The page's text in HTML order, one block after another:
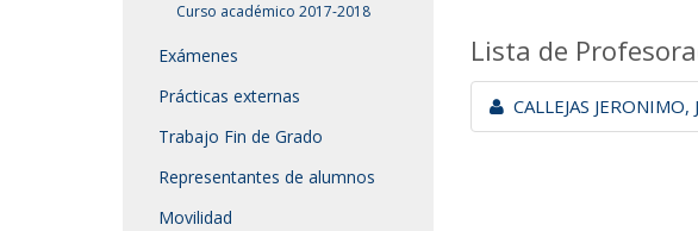
Curso académico 2017-2018
Exámenes
Prácticas externas
Trabajo Fin de Grado
Representantes de alumnos
Movilidad
Lista de
CALLEJAS JERONIMO,